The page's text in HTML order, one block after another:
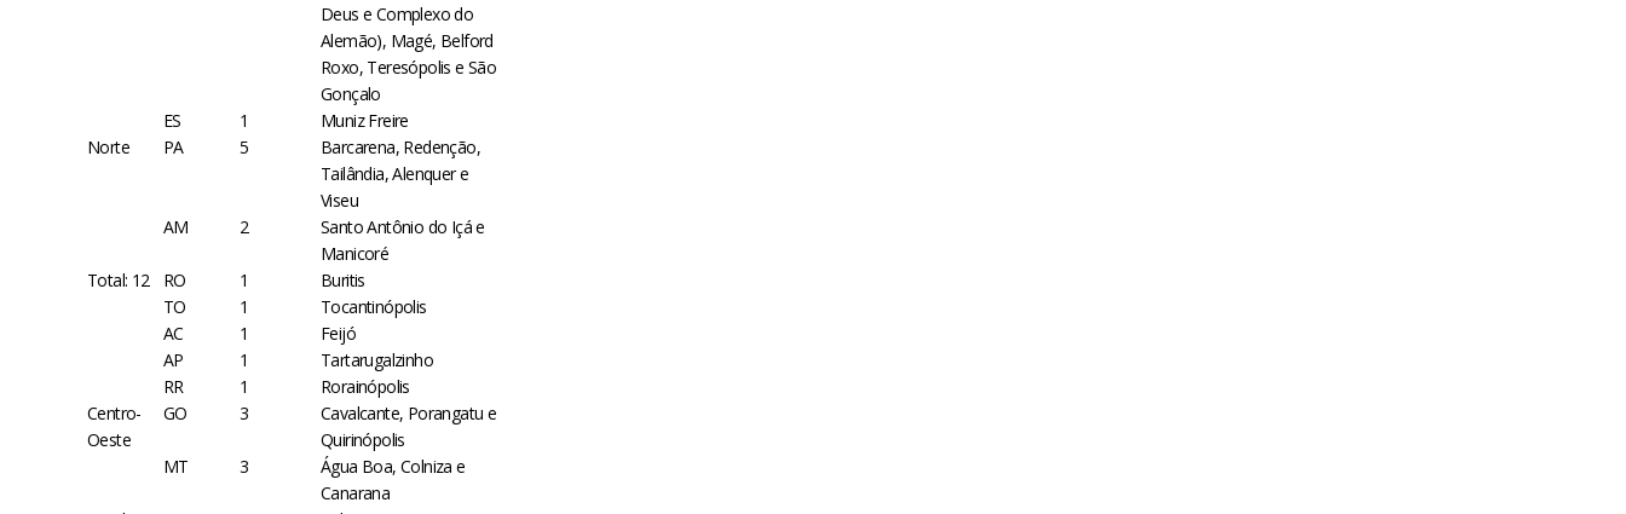
Deus e Complexo do
Alemão), Magé, Belford
Roxo, Teresópolis e São
Gonçalo
ES
1
Muniz Freire
Norte
PA 5
Barcarena, Redenção,
Tailândia, Alenquer e
Viseu
AM
2
Santo Antônio do Içá e
Manicoré
Total: 12
RO 1
Buritis
TO
1
Tocantinópolis
AC
1
Feijó
AP
1
Tartarugalzinho
RR
1
Rorainópolis
Centro-
Oeste
GO 3
Cavalcante, Porangatu e
Quirinópolis
MT
3
Água Boa, Colniza e
Canarana